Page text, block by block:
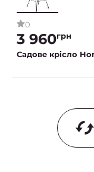
0
3 960грн
Садове крісло